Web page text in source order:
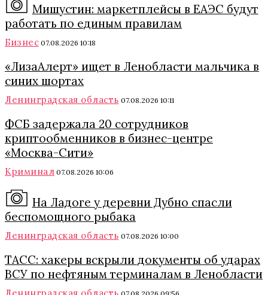
Мишустин: маркетплейсы в ЕАЭС будут
работать по единым правилам
Бизнес 07.08.2026 10:18
«ЛизаАлерт» ищет в Ленобласти мальчика в
синих шортах
Ленинградская область 07.08.2026 10:11
ФСБ задержала 20 сотрудников
криптообменников в бизнес-центре
«Москва-Сити»
Криминал 07.08.2026 10:06
На Ладоге у деревни Дубно спасли
беспомощного рыбака
Ленинградская область 07.08.2026 10:00
ТАСС: хакеры вскрыли документы об ударах
ВСУ по нефтяным терминалам в Ленобласти